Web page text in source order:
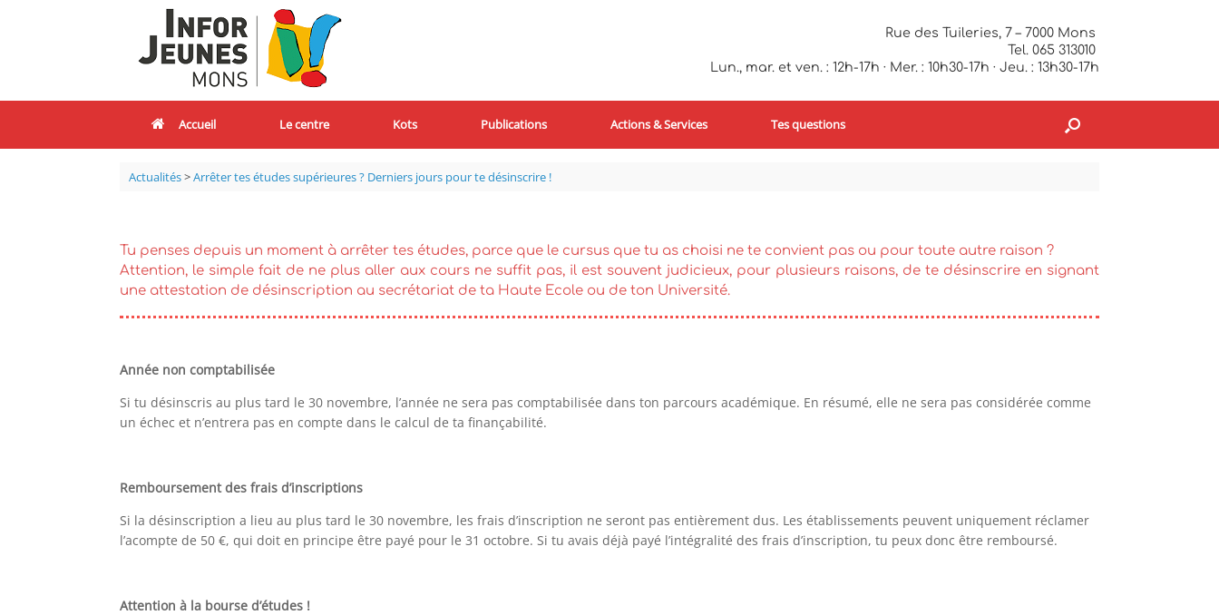
Rue des Tuileries, 7 – 7000 Mons
Tel. 065 313010
Lun., mar. et ven. : 12h-17h · Mer. : 10h30-17h · Jeu. : 13h30-17h
Accueil Le centre Kots Publications Actions & Services Tes questions
Actualités>Arrêter tes études supérieures ? Derniers jours pour te désinscrire !
Tu penses depuis un moment à arrêter tes études, parce que le cursus que tu as choisi ne te convient pas ou pour toute autre raison ?
Attention, le simple fait de ne plus aller aux cours ne suffit pas, il est souvent judicieux, pour plusieurs raisons, de te désinscrire en signant
une attestation de désinscription au secrétariat de ta Haute Ecole ou de ton Université.
Année non comptabilisée
Si tu désinscris au plus tard le 30 novembre, l’année ne sera pas comptabilisée dans ton parcours académique. En résumé, elle ne sera pas considérée comme
un échec et n’entrera pas en compte dans le calcul de ta finançabilité.
Remboursement des frais d’inscriptions
Si la désinscription a lieu au plus tard le 30 novembre, les frais d’inscription ne seront pas entièrement dus. Les établissements peuvent uniquement réclamer
l’acompte de 50 €, qui doit en principe être payé pour le 31 octobre. Si tu avais déjà payé l’intégralité des frais d’inscription, tu peux donc être remboursé.
Attention à la bourse d’études !